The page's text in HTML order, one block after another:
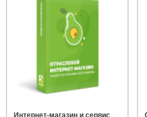
Интернет-магазин и сервис